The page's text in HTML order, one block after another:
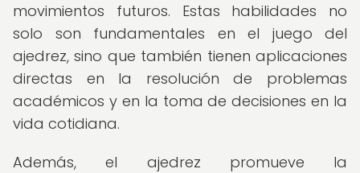
movimientos futuros. Estas habilidades no
solo son fundamentales en el juego del
ajedrez, sino que también tienen aplicaciones
directas en la resolución de problemas
académicos y en la toma de decisiones en la
vida cotidiana.
Además, el ajedrez promueve la